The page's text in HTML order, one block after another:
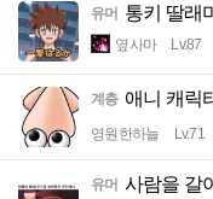
유머 통키 딸래
옆사마 Lv.87
계층 애니 캐릭
영원한하늘 Lv.71
유머 사람을 갈